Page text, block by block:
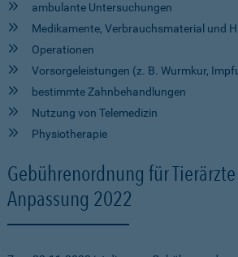
ambulante Untersuchungen
Medikamente, Verbrauchsmaterial und
Operationen
Vorsorgeleistungen (z. B. Wurmkur,
bestimmte Zahnbehandlungen
Nutzung von Telemedizin
Physiotherapie
Gebührenordnung für Tierärzte
Anpassung 2022